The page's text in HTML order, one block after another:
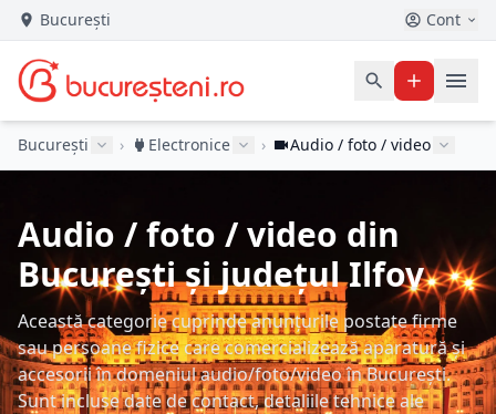
București Cont
București › Electronice › Audio / foto / video
Audio / foto / video din
București și județul Ilfov
Această categorie cuprinde anunțurile postate firme
sau persoane fizice care comercializează aparatură și
accesorii în domeniul audio/foto/video în București.
Sunt incluse date de contact, detaliile tehnice ale